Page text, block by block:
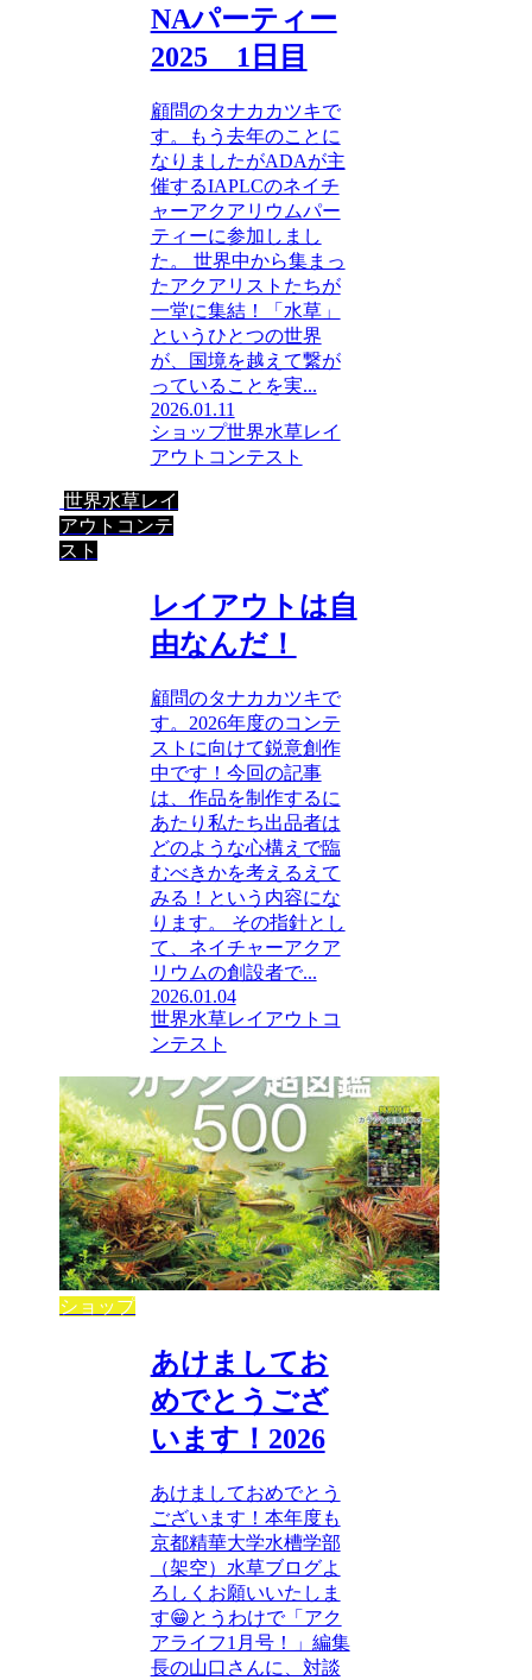
NAパーティー
2025 1日目
顧問のタナカカツキで
す。もう去年のことに
なりましたがADAが主
催するIAPLCのネイチ
ャーアクアリウムパー
ティーに参加しまし
た。 世界中から集まっ
たアクアリストたちが
一堂に集結！「水草」
というひとつの世界
が、国境を越えて繋が
っていることを実...
2026.01.11
ショップ世界水草レイ
アウトコンテスト
世界水草レイ
アウトコンテ
スト
レイアウトは自
由なんだ！
顧問のタナカカツキで
す。2026年度のコンテ
ストに向けて鋭意創作
中です！今回の記事
は、作品を制作するに
あたり私たち出品者は
どのような心構えで臨
むべきかを考えるえて
みる！という内容にな
ります。 その指針とし
て、ネイチャーアクア
リウムの創設者で...
2026.01.04
世界水草レイアウトコ
ンテスト
ショップ
あけましてお
めでとうござ
います！2026
あけましておめでとう
ございます！本年度も
京都精華大学水槽学部
（架空）水草ブログよ
ろしくお願いいたしま
す😁とうわけで「アク
アライフ1月号！」編集
長の山口さんに、対談